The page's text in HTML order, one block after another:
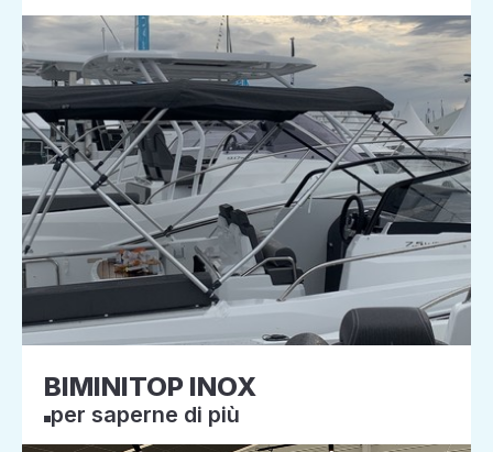
BIMINITOP INOX
per saperne di più